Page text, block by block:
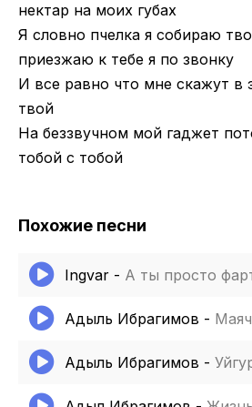
нектар на моих губах
Я словно пчелка я собираю
приезжаю к тебе я по звонку
И все равно что мне скажут в
твой
На беззвучном мой гаджет
тобой с тобой
Похожие песни
Ingvar - А ты просто фартовая (и сводиш ь
Адыль Ибрагимов -
Адыль Ибрагимов -